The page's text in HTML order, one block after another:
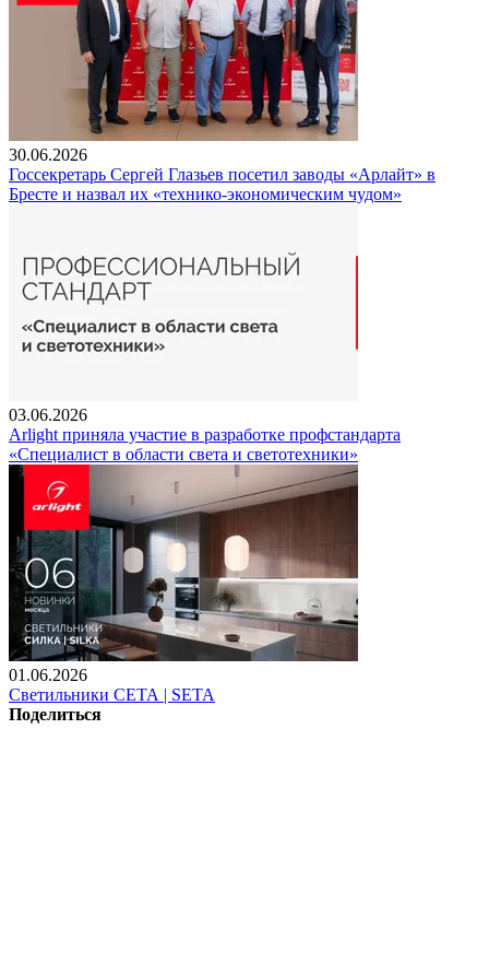
30.06.2026
Госсекретарь Сергей Глазьев посетил заводы «Арлайт» в
Бресте и назвал их «технико-экономическим чудом»
03.06.2026
Arlight приняла участие в разработке профстандарта
«Специалист в области света и светотехники»
01.06.2026
Светильники СЕТА | SETA
Поделиться